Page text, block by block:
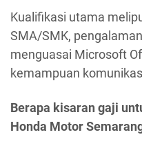
Kualifikasi utama
SMA/SMK,
menguasai Microsoft
kemampuan
Berapa kisaran gaji
Honda Motor